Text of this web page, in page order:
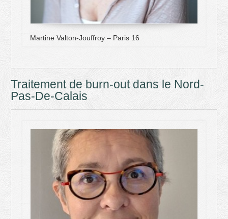
Martine Valton-Jouffroy – Paris 16
Traitement de burn-out dans le Nord-
Pas-De-Calais